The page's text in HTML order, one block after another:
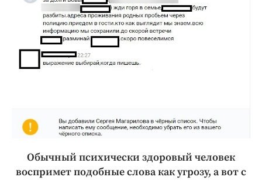
Обычный психически здоровый человек
воспримет подобные слова как угрозу, а вот с